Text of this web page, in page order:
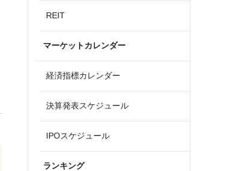
REIT
マーケットカレンダー
経済指標カレンダー
決算発表スケジュール
IPOスケジュール
ランキング